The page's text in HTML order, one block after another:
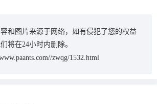
和图片来源于网络，如有侵犯了您的权益
将在24小时内删除。
zwqg/1532.html